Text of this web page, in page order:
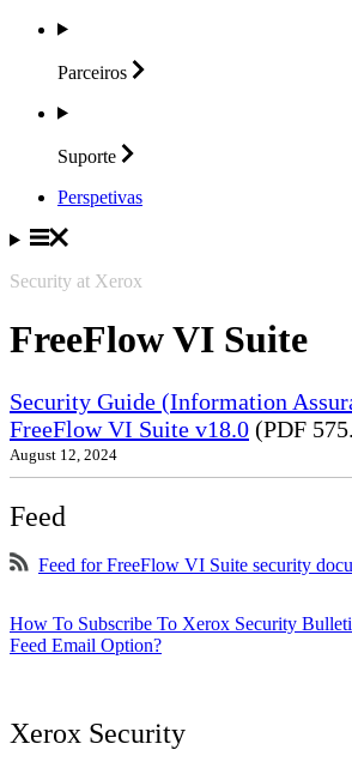
Parceiros
Suporte
Perspetivas
Security at Xerox
FreeFlow VI Suite
Security Guide (Information
FreeFlow VI Suite v18.0 (PDF
August 12, 2024
Feed
Feed for FreeFlow VI Suite security
How To Subscribe To Xerox Security
Feed Email Option?
Xerox Security